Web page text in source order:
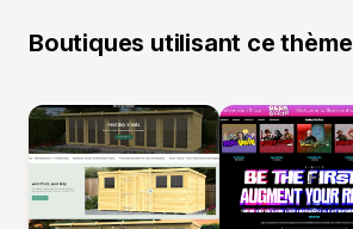
Boutiques utilisant ce thème